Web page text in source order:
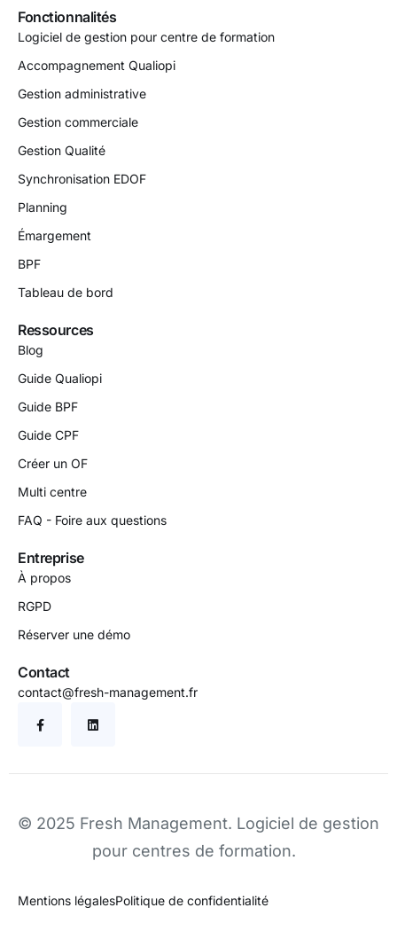
Fonctionnalités
Logiciel de gestion pour centre de formation
Accompagnement Qualiopi
Gestion administrative
Gestion commerciale
Gestion Qualité
Synchronisation EDOF
Planning
Émargement
BPF
Tableau de bord
Ressources
Blog
Guide Qualiopi
Guide BPF
Guide CPF
Créer un OF
Multi centre
FAQ - Foire aux questions
Entreprise
À propos
RGPD
Réserver une démo
Contact
contact@fresh-management.fr
© 2025 Fresh Management. Logiciel de gestion
pour centres de formation.
Mentions légalesPolitique de confidentialité